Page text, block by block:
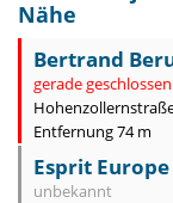
Nähe
Bertrand
gerade geschlossen
Entfernung 74 m
Esprit Europe
unbekannt